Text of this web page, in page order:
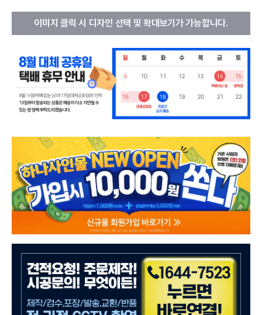
이미지 클릭 시 디자인 선택 및 확대보기가 가능합니다.